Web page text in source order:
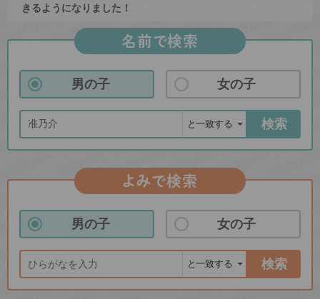
きるようになりました！
名前で検索
男の子 女の子
検索
よみで検索
男の子 女の子
検索